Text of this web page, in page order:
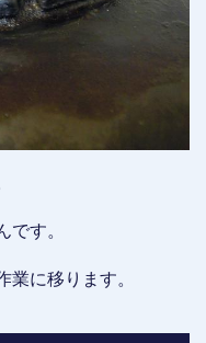
です。
に移ります。